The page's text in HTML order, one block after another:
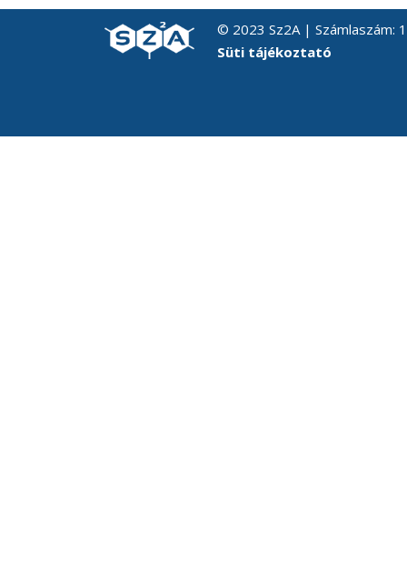
© 2023 Sz2A | Számlaszám:
Süti tájékoztató